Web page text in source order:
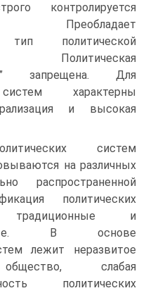
контролируется
Преобладает
тип политической
Политическая
запрещена. Для
характерны
и высокая
систем
на различных
распространенной
политических
и
В основе
лежит неразвитое
слабая
политических